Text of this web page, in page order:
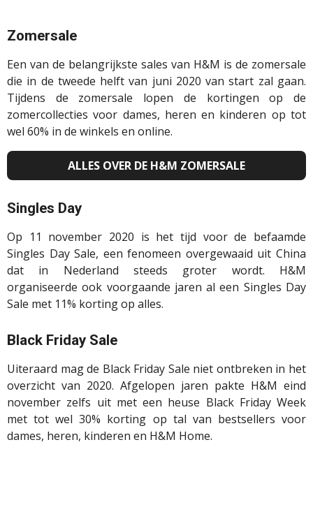
Zomersale
Een van de belangrijkste sales van H&M is de zomersale
die in de tweede helft van juni 2020 van start zal gaan.
Tijdens de zomersale lopen de kortingen op de
zomercollecties voor dames, heren en kinderen op tot
wel 60% in de winkels en online.
ALLES OVER DE H&M ZOMERSALE
Singles Day
Op 11 november 2020 is het tijd voor de befaamde
Singles Day Sale, een fenomeen overgewaaid uit China
dat in Nederland steeds groter wordt. H&M
organiseerde ook voorgaande jaren al een Singles Day
Sale met 11% korting op alles.
Black Friday Sale
Uiteraard mag de Black Friday Sale niet ontbreken in het
overzicht van 2020. Afgelopen jaren pakte H&M eind
november zelfs uit met een heuse Black Friday Week
met tot wel 30% korting op tal van bestsellers voor
dames, heren, kinderen en H&M Home.